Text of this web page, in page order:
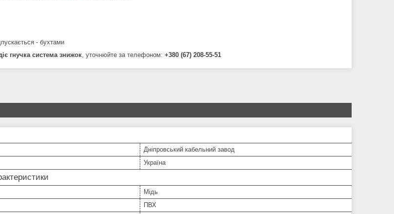
- бухтами
гнучка система знижок, уточнюйте за телефоном: +380 (67) 208-55-51
Дніпровський кабельний завод
Україна
Мідь
ПВХ